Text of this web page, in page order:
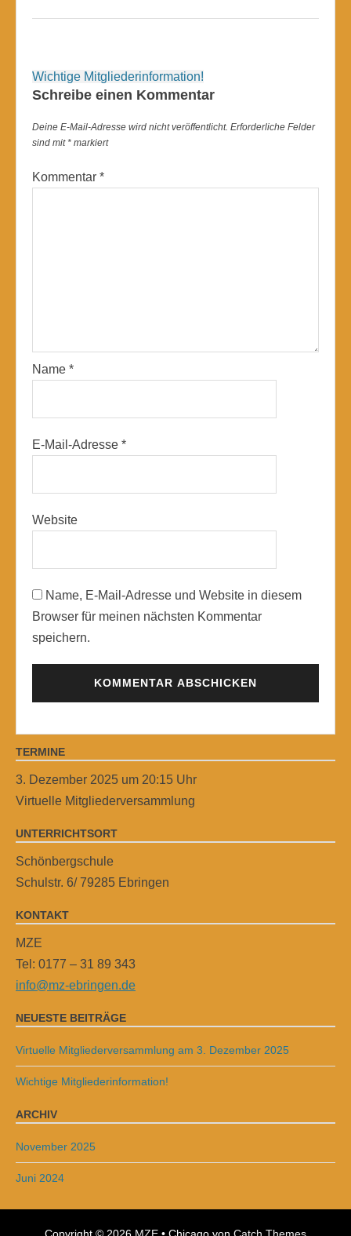
Beitragsnavigation
Wichtige Mitgliederinformation!
Schreibe einen Kommentar
Deine E-Mail-Adresse wird nicht veröffentlicht. Erforderliche Felder
sind mit* markiert
Kommentar *
Name *
E-Mail-Adresse *
Website
Name, E-Mail-Adresse und Website in diesem
Browser für meinen nächsten Kommentar
speichern.
TERMINE
3. Dezember 2025 um 20:15 Uhr
Virtuelle Mitgliederversammlung
UNTERRICHTSORT
Schönbergschule
Schulstr. 6/ 79285 Ebringen
KONTAKT
MZE
Tel: 0177 – 31 89 343
info@mz-ebringen.de
NEUESTE BEITRÄGE
Virtuelle Mitgliederversammlung am 3. Dezember 2025
Wichtige Mitgliederinformation!
ARCHIV
November 2025
Juni 2024
Copyright © 2026 MZE • Chicago von Catch Themes